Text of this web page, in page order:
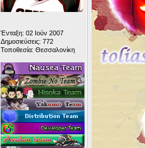
Ένταξη: 02 Ιούν 2007
Δημοσιεύσεις: 772
Τοποθεσία: Θεσσαλονίκη